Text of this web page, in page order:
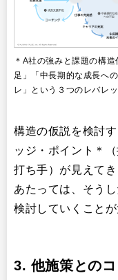
＊A社の強みと課題の構
足」「中長期的な成長へ
レ」という３つのレバレ
構造の仮説を検討
ッジ・ポイント＊
打ち手）が見えて
あたっては、そう
検討していくことが
3. 他施策との